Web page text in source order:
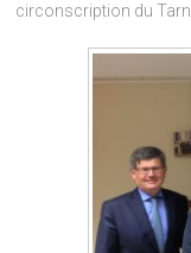
circonscription du Tarn